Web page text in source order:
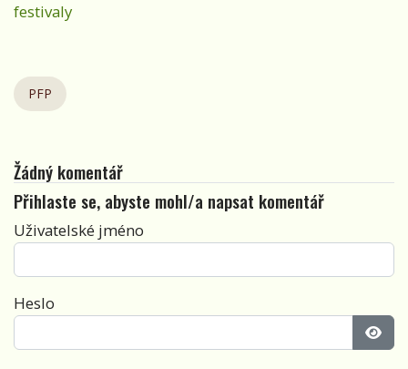
festivaly
PFP
Žádný komentář
Přihlaste se, abyste mohl/a napsat komentář
Uživatelské jméno
Heslo